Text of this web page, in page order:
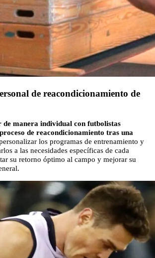
de reacondicionamiento de
manera individual con futbolistas
de reacondicionamiento tras una
los programas de entrenamiento y
a las necesidades específicas de cada
su retorno óptimo al campo y mejorar su